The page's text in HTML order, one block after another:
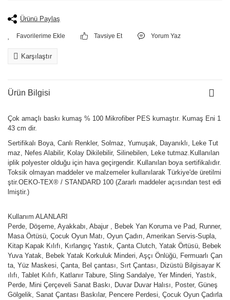
Ürünü Paylaş
Tavsiye Et Yorum Yaz
Karşılaştır
Ürün Bilgisi
Çok amaçlı baskı kumaş % 100 Mikrofiber PES kumaştır. Kumaş Eni 1
43 cm dir.
Sertifikalı Boya, Canlı Renkler, Solmaz, Yumuşak, Dayanıklı, Leke Tut
maz, Nefes Alabilir, Kolay Dikilebilir, Silinebilen, Leke tutmaz.Kullanılan
iplik polyester olduğu için hava geçirgendir. Kullanılan boya sertifikalıdır.
Toksik olmayan maddeler ve malzemeler kullanılarak Türkiye'de üretilmi
ştir.OEKO-TEX® / STANDARD 100 (Zararlı maddeler açısından test edi
lmiştir.)
Kullanım ALANLARI
Perde, Döşeme, Ayakkabı, Abajur , Bebek Yan Koruma ve Pad, Runner,
Masa Örtüsü, Çocuk Oyun Matı, Oyun Çadırı, Amerikan Servis-Supla,
Kitap Kapak Kılıfı, Kırlangıç Yastık, Çanta Clutch, Yatak Örtüsü, Bebek
Yuva Yatak, Bebek Yatak Korkuluk Minderi, Aşçı Önlüğü, Fermuarlı Çan
ta, Yüz Maskesi, Çanta, Bel çantası, Sırt Çantası, Dizüstü Bilgisayar K
ılıfı, Tablet Kılıfı, Katlanır Tabure, Sling Sandalye, Yer Minderi, Yastık,
Perde, Mini Çerçeveli Sanat Baskı, Duvar Duvar Halısı, Poster, Güneş
Gölgelik, Sanat Çantası Baskılar, Pencere Perdesi, Çocuk Oyun Çadırla